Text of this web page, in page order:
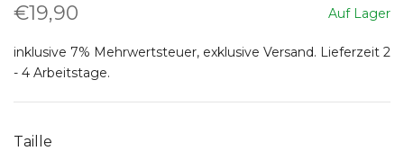
€19,90 Auf Lager
inklusive 7% Mehrwertsteuer, exklusive Versand. Lieferzeit 2
- 4 Arbeitstage.
Taille